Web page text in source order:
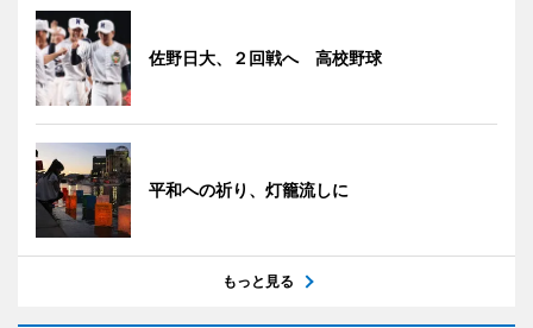
佐野日大、２回戦へ 高校野球
平和への祈り、灯籠流しに
もっと見る